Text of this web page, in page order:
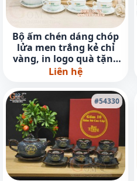
Bộ ấm chén dáng chóp
lửa men trắng kẻ chỉ
vàng, in logo quà tặng
ngân hàng OCB
Liên hệ
#54330